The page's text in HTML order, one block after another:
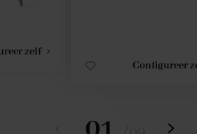
zelf
Configureer